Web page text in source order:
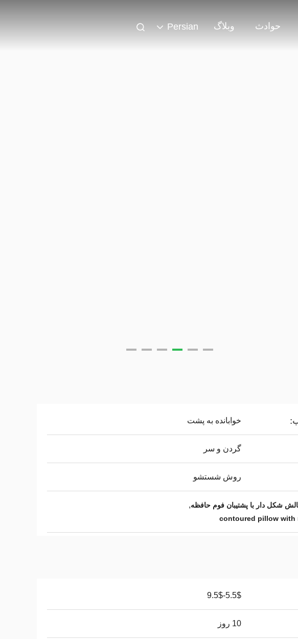
حوادث وبلاگ Persian
خوابانده به پشت
گردن و سر
روش شستشو
شکل دار با پشتیبان فوم حافظه,
contoured pillow with
5.5$-9.5$
10 روز